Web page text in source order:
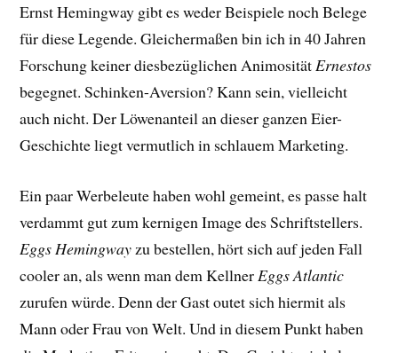
Ernst Hemingway gibt es weder Beispiele noch Belege
für diese Legende. Gleichermaßen bin ich in 40 Jahren
Forschung keiner diesbezüglichen AnimositätErnestos
begegnet. Schinken-Aversion? Kann sein, vielleicht
auch nicht. Der Löwenanteil an dieser ganzen Eier-
Geschichte liegt vermutlich in schlauem Marketing.
Ein paar Werbeleute haben wohl gemeint, es passe halt
verdammt gut zum kernigen Image des Schriftstellers.
Eggs Hemingwayzu bestellen, hört sich auf jeden Fall
cooler an, als wenn man dem KellnerEggs Atlantic
zurufen würde. Denn der Gast outet sich hiermit als
Mann oder Frau von Welt. Und in diesem Punkt haben